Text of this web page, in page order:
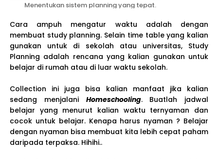
Menentukan sistem planning yang tepat.
Cara ampuh mengatur waktu adalah dengan
membuat study planning. Selain time table yang kalian
gunakan untuk di sekolah atau universitas, Study
Planning adalah rencana yang kalian gunakan untuk
belajar di rumah atau di luar waktu sekolah.
Collection ini juga bisa kalian manfaat jika kalian
sedang menjalani Homeschooling. Buatlah jadwal
belajar yang menurut kalian waktu ternyaman dan
cocok untuk belajar. Kenapa harus nyaman ? Belajar
dengan nyaman bisa membuat kita lebih cepat paham
daripada terpaksa. Hihihi..